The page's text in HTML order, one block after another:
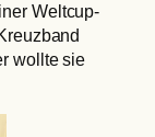
Weltcup-
wollte sie